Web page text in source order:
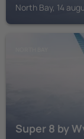
North Bay, 14
Super 8 by